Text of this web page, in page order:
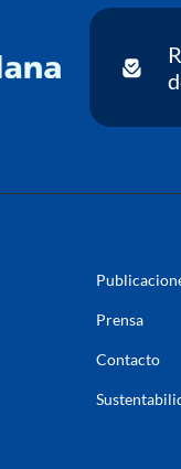
Prensa
Contacto